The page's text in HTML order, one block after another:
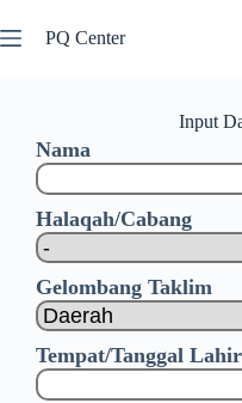
PQ Center
Input
Nama
Halaqah/Cabang
Gelombang Taklim
Tempat/Tanggal Lahir